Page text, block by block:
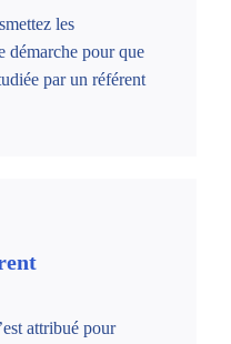
les
démarche pour que
par un référent
attribué pour